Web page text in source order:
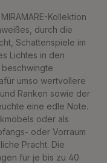
Kollektion
durch die
Schattenspiele im
Lichtes in den
beschwingte
umso wertvollere
Ranken sowie der
eine edle Note.
oder als
oder Vorraum
Pracht. Die
für je bis zu 40